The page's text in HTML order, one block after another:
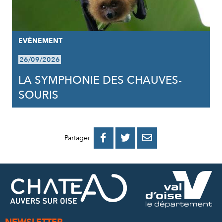
EVÈNEMENT
26/09/2026
LA SYMPHONIE DES CHAUVES-
SOURIS
Partager 
PARTAGER
FACEBOOK
PARTAGER
PARTAGER
MAIL